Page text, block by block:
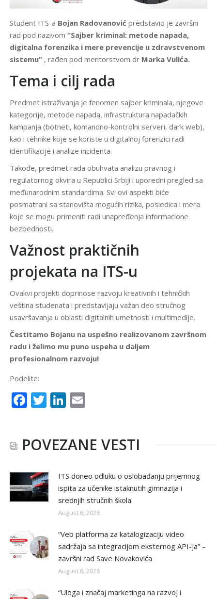
Student ITS-a Bojan Radovanović predstavio je završni
rad pod nazivom “Sajber kriminal: metode napada,
digitalna forenzika i mere prevencije u zdravstvenom
sistemu” , rađen pod mentorstvom dr Marka Vulića.
Tema i cilj rada
Predmet istraživanja je fenomen sajber kriminala, njegove
kategorije, metode napada, infrastruktura napadačkih
kampanja (botneti, komandno-kontrolni serveri, dark web),
kao i tehnike koje se koriste u digitalnoj forenzici radi
identifikacije i analize incidenta.
Takođe, predmet rada obuhvata analizu pravnog i
regulatornog okvira u Republici Srbiji i uporedni pregled sa
međunarodnim standardima. Svi ovi aspekti biće
posmatrani sa stanovišta mogućih rizika, posledica i mera
koje se mogu primeniti radi unapređenja informacione
bezbednosti.
Važnost praktičnih
projekata na ITS-u
Ovakvi projekti doprinose razvoju kreativnih i tehničkih
veština studenata i predstavljaju važan deo stručnog
usavršavanja u oblasti digitalnih umetnosti i multimedije.
Čestitamo Bojanu na uspešno realizovanom završnom
radu i želimo mu puno uspeha u daljem
profesionalnom razvoju!
Podelite:
Facebook
TwitterLinkedIn
POVEZANE VESTI
ITS doneo odluku o oslobađanju prijemnog
ispita za učenike istaknutih gimnazija i
srednjih stručnih škola
August 6, 2026
“Veb platforma za katalogizaciju video
sadržaja sa integracijom eksternog API-ja” –
završni rad Save Novakovića
August 6, 2026
“Uloga i značaj marketinga na razvoj i